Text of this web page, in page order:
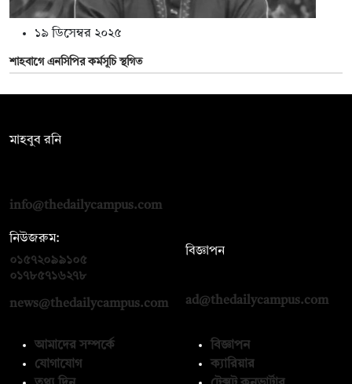
১৯ ডিসেম্বর ২০২৫
শাহবাগে এনসিপির কর্মসূচি স্থগিত
মাহবুব রনি
info@thedailycampus.com
নিউজরুম:
০১৫৭২০৯৯১০৫
০১৭৮৫৭১৬২৭৮
news@thedailycampus.com
বিজ্ঞাপন
ad@thedailycampus.com
আমাদের সম্পর্কে
যোগাযোগ
বিজ্ঞাপন
ক্যারিয়ার